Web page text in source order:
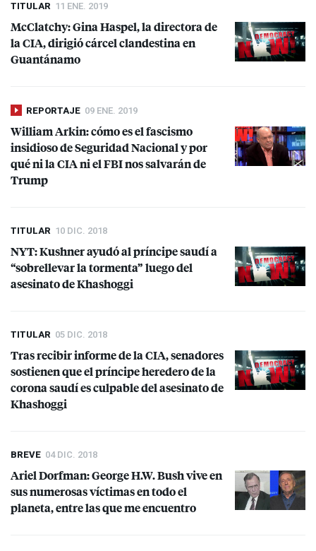
TITULAR 11 ENE. 2019
McClatchy: Gina Haspel, la directora de
laCIA, dirigió cárcel clandestina en
Guantánamo
REPORTAJE 09 ENE. 2019
William Arkin: cómo es el fascismo
insidioso de Seguridad Nacional y por
qué ni laCIAni elFBInos salvarán de
Trump
TITULAR 10 DIC. 2018
NYT: Kushner ayudó al príncipe saudí a
“sobrellevar la tormenta” luego del
asesinato de Khashoggi
TITULAR 05 DIC. 2018
Tras recibir informe de laCIA, senadores
sostienen que el príncipe heredero de la
corona saudí es culpable del asesinato de
Khashoggi
BREVE 04 DIC. 2018
Ariel Dorfman: George H.W. Bush vive en
sus numerosas víctimas en todo el
planeta, entre las que me encuentro